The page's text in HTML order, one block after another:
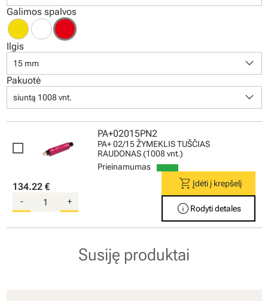
Galimos spalvos
Ilgis
15 mm keyboard_arrow_down
Pakuotė
siuntą 1008 vnt. keyboard_arrow_down
PA+02015PN2
PA+ 02/15 ŽYMEKLIS TUŠČIAS
RAUDONAS (1008 vnt.)
Prieinamumas
134.22 €
- +
shopping_cartĮdėti į krepšelį
info Rodyti detales
Susiję produktai